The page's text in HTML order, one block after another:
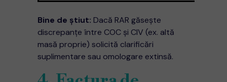
Bine de ştiut: Dacă RAR găseşte
discrepanţe între COC şi CIV (ex. altă
masă proprie) solicită clarificări
suplimentare sau omologare extinsă.